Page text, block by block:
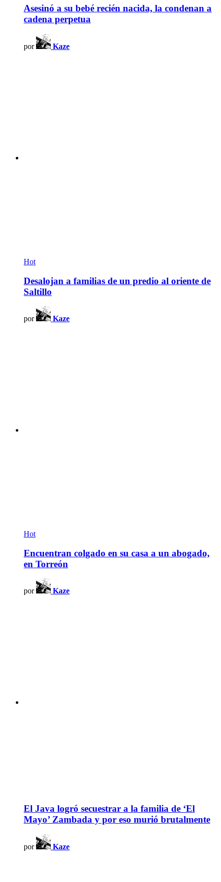
Asesinó a su bebé recién nacida, la condenan a
cadena perpetua
por Kaze
Hot
Desalojan a familias de un predio al oriente de
Saltillo
por Kaze
Hot
Encuentran colgado en su casa a un abogado,
en Torreón
por Kaze
El Java logró secuestrar a la familia de ‘El
Mayo’ Zambada y por eso murió brutalmente
por Kaze